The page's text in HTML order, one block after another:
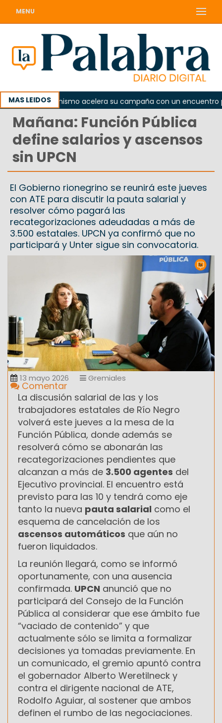
MENU
MAS LEIDOS
El peronismo acelera su campaña con un encuentro
Mañana: Función Pública
define salarios y ascensos
sin UPCN
El Gobierno rionegrino se reunirá este jueves
con ATE para discutir la pauta salarial y
resolver cómo pagará las
recategorizaciones adeudadas a más de
3.500 estatales. UPCN ya confirmó que no
participará y Unter sigue sin convocatoria.
13 mayo 2026 Gremiales
Comentar
La discusión salarial de las y los
trabajadores estatales de Río Negro
volverá este jueves a la mesa de la
Función Pública, donde además se
resolverá cómo se abonarán las
recategorizaciones pendientes que
alcanzan a más de 3.500 agentes del
Ejecutivo provincial. El encuentro está
previsto para las 10 y tendrá como eje
tanto la nueva pauta salarial como el
esquema de cancelación de los
ascensos automáticos que aún no
fueron liquidados.
La reunión llegará, como se informó
oportunamente, con una ausencia
confirmada. UPCN anunció que no
participará del Consejo de la Función
Pública al considerar que ese ámbito fue
“vaciado de contenido” y que
actualmente sólo se limita a formalizar
decisiones ya tomadas previamente. En
un comunicado, el gremio apuntó contra
el gobernador Alberto Weretilneck y
contra el dirigente nacional de ATE,
Rodolfo Aguiar, al sostener que ambos
definen el rumbo de las negociaciones.